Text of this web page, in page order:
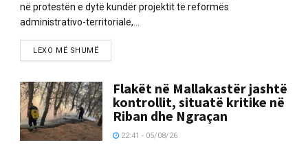
në protestën e dytë kundër projektit të reformës
administrativo-territoriale,...
LEXO MË SHUMË
Flakët në Mallakastër jashtë
kontrollit, situatë kritike në
Riban dhe Ngraçan
22:41 - 05/08/26